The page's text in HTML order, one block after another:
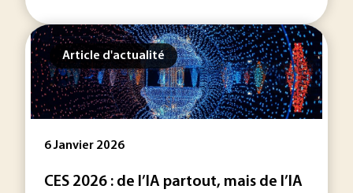
Article d'actualité
6 Janvier 2026
CES 2026 : de l’IA partout, mais de l’IA